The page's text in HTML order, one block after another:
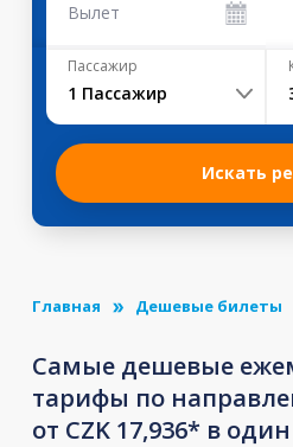
Вылет
Пассажир
1 Пассажир
Искать
Главная Дешевые билеты
Самые дешевые
тарифы по
от CZK 17,936* в